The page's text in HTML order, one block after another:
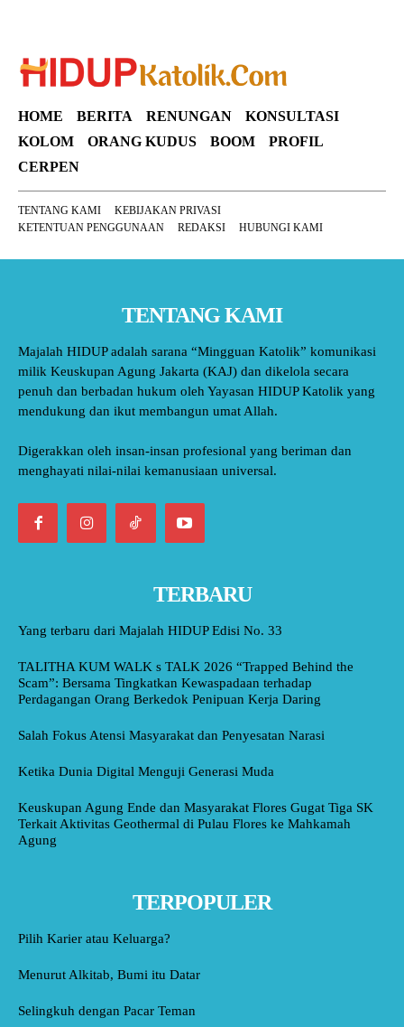
HOME BERITA RENUNGAN
KONSULTASI
KOLOM
ORANG KUDUS BOOM
PROFIL
CERPEN
TENTANG KAMI
KEBIJAKAN PRIVASI
KETENTUAN PENGGUNAAN
REDAKSI HUBUNGI KAMI
TENTANG KAMI
Majalah HIDUP adalah sarana “Mingguan Katolik” komunikasi
milik Keuskupan Agung Jakarta (KAJ) dan dikelola secara
penuh dan berbadan hukum oleh Yayasan HIDUP Katolik yang
mendukung dan ikut membangun umat Allah.
Digerakkan oleh insan-insan profesional yang beriman dan
menghayati nilai-nilai kemanusiaan universal.
TERBARU
Yang terbaru dari Majalah HIDUP Edisi No. 33
TALITHA KUM WALK s TALK 2026 “Trapped Behind the
Scam”: Bersama Tingkatkan Kewaspadaan terhadap
Perdagangan Orang Berkedok Penipuan Kerja Daring
Salah Fokus Atensi Masyarakat dan Penyesatan Narasi
Ketika Dunia Digital Menguji Generasi Muda
Keuskupan Agung Ende dan Masyarakat Flores Gugat Tiga SK
Terkait Aktivitas Geothermal di Pulau Flores ke Mahkamah
Agung
TERPOPULER
Pilih Karier atau Keluarga?
Menurut Alkitab, Bumi itu Datar
Selingkuh dengan Pacar Teman